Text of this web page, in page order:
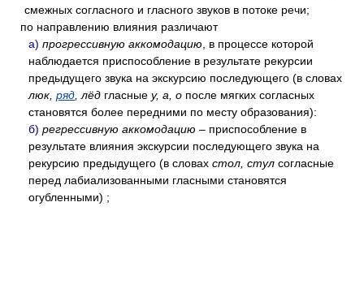
смежных согласного и гласного звуков в потоке речи;
по направлению влияния различают
а) прогрессивную аккомодацию , в процессе которой
наблюдается приспособление в результате рекурсии
предыдущего звука на экскурсию последующего (в словах
люк, ряд , лёд гласные у, а, о после мягких согласных
становятся более передними по месту образования):
б) регрессивную аккомодацию – приспособление в
результате влияния экскурсии последующего звука на
рекурсию предыдущего (в словах стол, стул согласные
перед лабиализованными гласными становятся
огубленными) ;